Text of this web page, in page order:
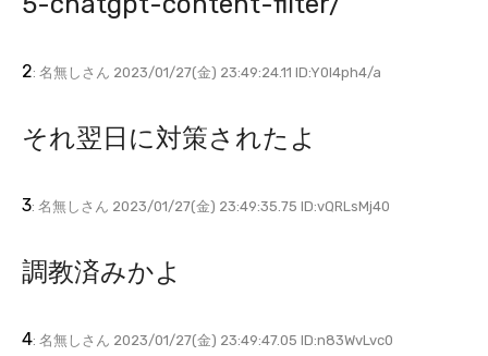
2: 名無しさん 2023/01/27(金) 23:49:24.11 ID:Y0I4ph4/a
それ翌日に対策されたよ
3: 名無しさん 2023/01/27(金) 23:49:35.75 ID:vQRLsMj40
調教済みかよ
4: 名無しさん 2023/01/27(金) 23:49:47.05 ID:n83WvLvc0